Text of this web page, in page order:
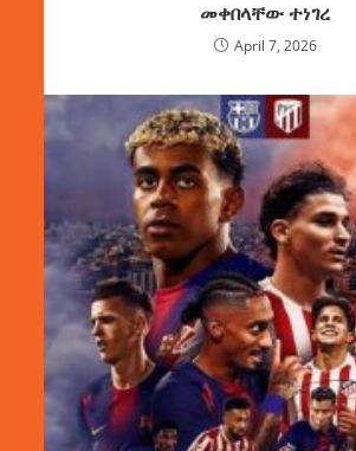
መቀበላቸው ተነገረ
April 7, 2026